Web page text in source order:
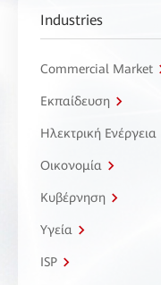
Industries
Commercial Market
Εκπαίδευση
Ηλεκτρική Ενέργεια
Οικονομία
Κυβέρνηση
Υγεία
ISP